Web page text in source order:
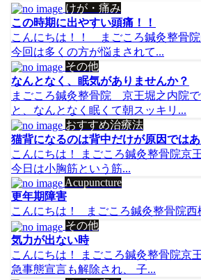
けが・痛み
この時期に出やすい頭痛！！
こんにちは！！ まごころ鍼灸整骨院
今回は多くの方が悩まされて...
その他
なんとなく、眠気がありませんか？
まごころ鍼灸整骨院 京王堀之内院
と、なんとなく眠くて朝スッキリ...
おすすめ治療法
猫背になるのは背中だけが原因ではあ
こんにちは！ まごころ鍼灸整骨院京
今日は小胸筋という筋...
Acupuncture
更年期障害
こんにちは！ まごころ鍼灸整骨院
その他
気力が出ない時
こんにちは！ まごころ鍼灸整骨院京
急事態宣言も解除され、 子...